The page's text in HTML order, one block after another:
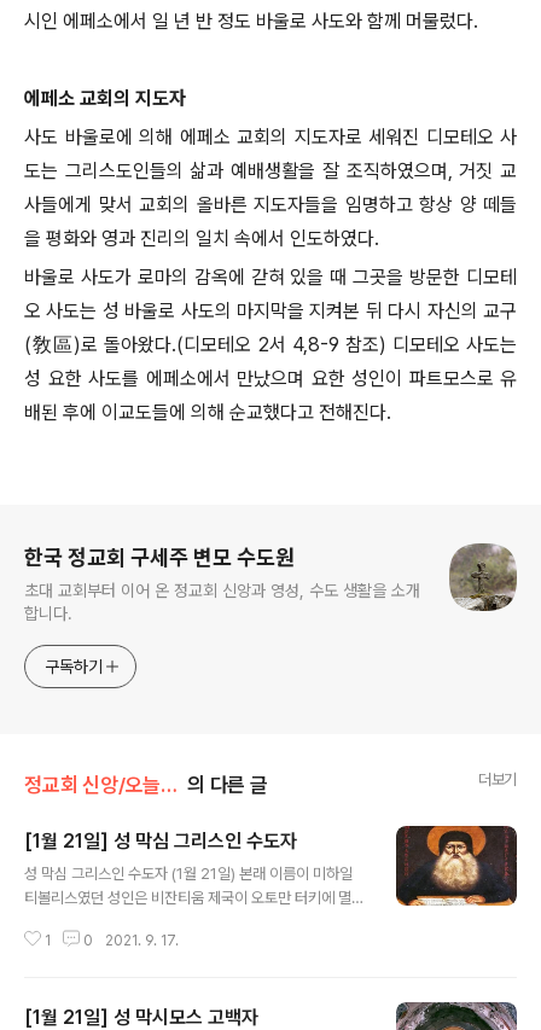
시인 에페소에서 일 년 반 정도 바울로 사도와 함께 머물렀다.
에페소 교회의 지도자
사도 바울로에 의해 에페소 교회의 지도자로 세워진 디모테오 사
도는 그리스도인들의 삶과 예배생활을 잘 조직하였으며, 거짓 교
사들에게 맞서 교회의 올바른 지도자들을 임명하고 항상 양 떼들
을 평화와 영과 진리의 일치 속에서 인도하였다.
바울로 사도가 로마의 감옥에 갇혀 있을 때 그곳을 방문한 디모테
오 사도는 성 바울로 사도의 마지막을 지켜본 뒤 다시 자신의 교구
(敎區)로 돌아왔다.(디모테오 2서 4,8-9 참조) 디모테오 사도는
성 요한 사도를 에페소에서 만났으며 요한 성인이 파트모스로 유
배된 후에 이교도들에 의해 순교했다고 전해진다.
한국 정교회 구세주 변모 수도원
초대 교회부터 이어 온 정교회 신앙과 영성, 수도 생활을 소개
합니다.
구독하기
정교회 신앙/오늘의 축일 의 다른 글 더보기
[1월 21일] 성 막심 그리스인 수도자
성 막심 그리스인 수도자 (1월 21일) 본래 이름이 미하일
티볼리스였던 성인은 비잔티움 제국이 오토만 터키에 멸망
집안은 일찍이 총대주교를 배출한 훌륭한 가문이었는데,
아오는 길에 성인은 아토스산의 바토페디(Vatopedi) 수
1 0 2021. 9. 17.
[1월 21일] 성 막시모스 고백자